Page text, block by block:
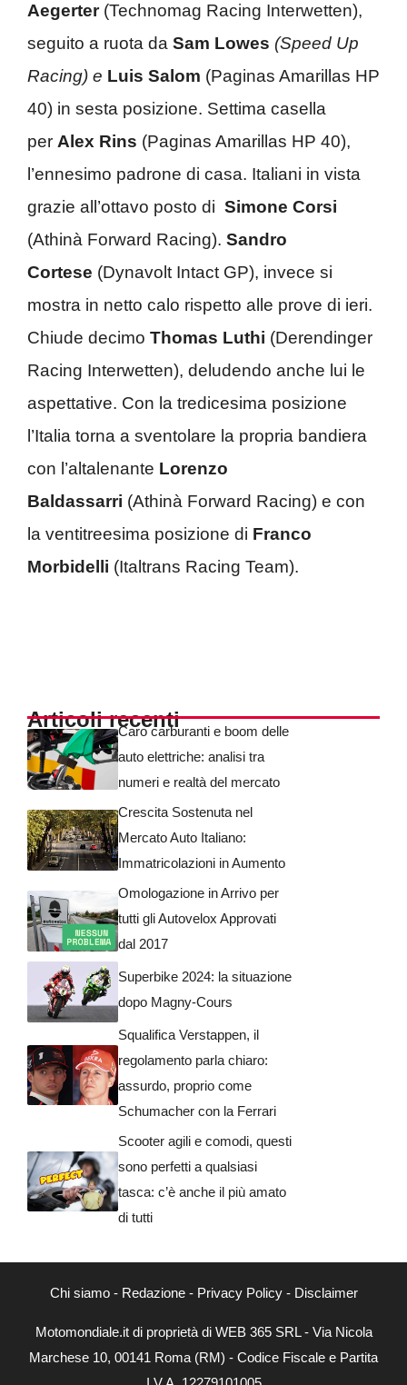
Aegerter(Technomag Racing Interwetten),
seguito a ruota da Sam Lowes (Speed Up
Racing) e Luis Salom (Paginas Amarillas HP
40) in sesta posizione. Settima casella
per Alex Rins (Paginas Amarillas HP 40),
l’ennesimo padrone di casa. Italiani in vista
grazie all’ottavo posto di Simone Corsi
(Athinà Forward Racing). Sandro
Cortese (Dynavolt Intact GP), invece si
mostra in netto calo rispetto alle prove di ieri.
Chiude decimo Thomas Luthi (Derendinger
Racing Interwetten), deludendo anche lui le
aspettative. Con la tredicesima posizione
l’Italia torna a sventolare la propria bandiera
con l’altalenante Lorenzo
Baldassarri (Athinà Forward Racing) e con
la ventitreesima posizione di Franco
Morbidelli (Italtrans Racing Team).
Articoli recentiCaro carburanti e boom delle
auto elettriche: analisi tra
numeri e realtà del mercato
Crescita Sostenuta nel
Mercato Auto Italiano:
Immatricolazioni in Aumento
Omologazione in Arrivo per
tutti gli Autovelox Approvati
dal 2017
Superbike 2024: la situazione
dopo Magny-Cours
Squalifica Verstappen, il
regolamento parla chiaro:
assurdo, proprio come
Schumacher con la Ferrari
Scooter agili e comodi, questi
sono perfetti a qualsiasi
tasca: c’è anche il più amato
di tutti
Chi siamo- Redazione- Privacy Policy- Disclaimer
Motomondiale.it di proprietà di WEB 365 SRL - Via Nicola
Marchese 10, 00141 Roma (RM) - Codice Fiscale e Partita